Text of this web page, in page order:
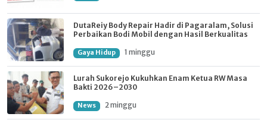
DutaReiy Body Repair Hadir di Pagaralam, Solusi
Perbaikan Bodi Mobil dengan Hasil Berkualitas
Gaya Hidup 1 minggu
Lurah Sukorejo Kukuhkan Enam Ketua RW Masa
Bakti 2026–2030
News 2 minggu